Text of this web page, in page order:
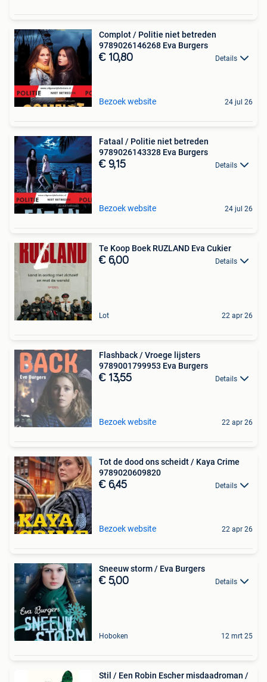
Complot / Politie niet betreden
9789026146268 Eva Burgers
€ 10,80 Details
Bezoek website 24 jul 26
Fataal / Politie niet betreden
9789026143328 Eva Burgers
€ 9,15 Details
Bezoek website 24 jul 26
Te Koop Boek RUZLAND Eva Cukier
€ 6,00 Details
Lot 22 apr 26
Flashback / Vroege lijsters
9789001799953 Eva Burgers
€ 13,55 Details
Bezoek website 22 apr 26
Tot de dood ons scheidt / Kaya Crime
9789020609820
€ 6,45 Details
Bezoek website 22 apr 26
Sneeuw storm / Eva Burgers
€ 5,00 Details
Hoboken 12 mrt 25
Stil / Een Robin Escher misdaadroman /